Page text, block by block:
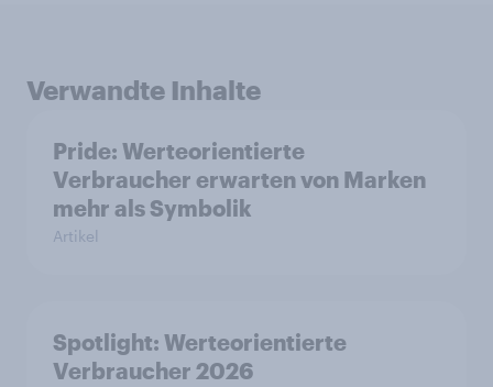
Verwandte Inhalte
Pride: Werteorientierte
Verbraucher erwarten von Marken
mehr als Symbolik
Artikel
Spotlight: Werteorientierte
Verbraucher 2026